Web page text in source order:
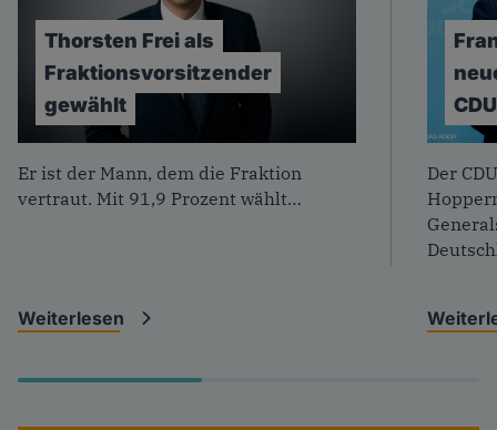
Thorsten Freials
Fraktionsvorsitzender
gewählt
Er ist der Mann, dem die Fraktion
vertraut. Mit 91,9 Prozent wählt…
Weiterlesen
CDU
Der